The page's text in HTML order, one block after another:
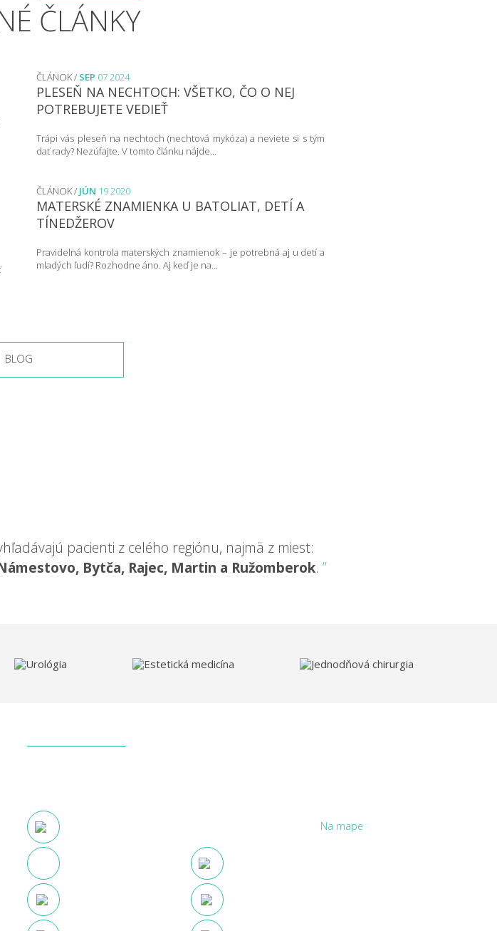
ČLÁNKY
ČLÁNOK / SEP 07 2024
PLESEŇ NA NECHTOCH: VŠETKO, ČO O NEJ
POTREBUJETE VEDIEŤ
Trápi vás pleseň na nechtoch (nechtová mykóza) a neviete si s tým
dať rady? Nezúfajte. V tomto článku nájde...
ČLÁNOK / JÚN 19 2020
MATERSKÉ ZNAMIENKA U BATOLIAT, DETÍ A
TÍNEDŽEROV
Pravidelná kontrola materských znamienok – je potrebná aj u detí a
mladých ľudí? Rozhodne áno. Aj keď je na...
BLOG
pacienti z celého regiónu, najmä z miest:
Bytča, Rajec, Martin a Ružomberok.
Urológia Estetická medicína Jednodňová chirurgia
Na mape